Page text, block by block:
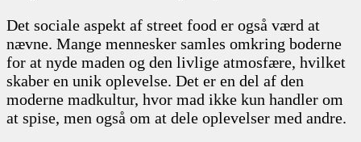
Det sociale aspekt af street food er også værd at
nævne. Mange mennesker samles omkring boderne
for at nyde maden og den livlige atmosfære, hvilket
skaber en unik oplevelse. Det er en del af den
moderne madkultur, hvor mad ikke kun handler om
at spise, men også om at dele oplevelser med andre.